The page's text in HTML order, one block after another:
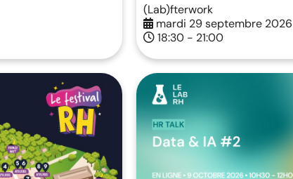
(Lab)fterwork
mardi 29 septembre 2026
18:30 - 21:00